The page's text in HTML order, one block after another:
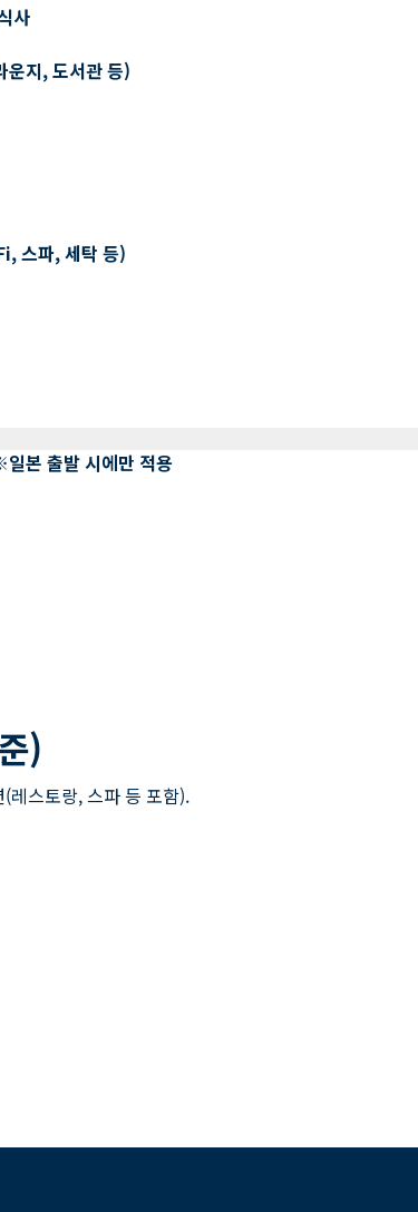
사
운지, 도서관 등)
스파, 세탁 등)
본 출발 시에만 적용
)
레스토랑, 스파 등 포함).